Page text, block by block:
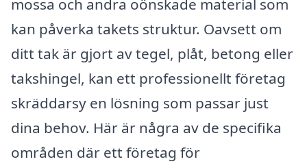
mossa och andra oönskade material som
kan påverka takets struktur. Oavsett om
ditt tak är gjort av tegel, plåt, betong eller
takshingel, kan ett professionellt företag
skräddarsy en lösning som passar just
dina behov. Här är några av de specifika
områden där ett företag för